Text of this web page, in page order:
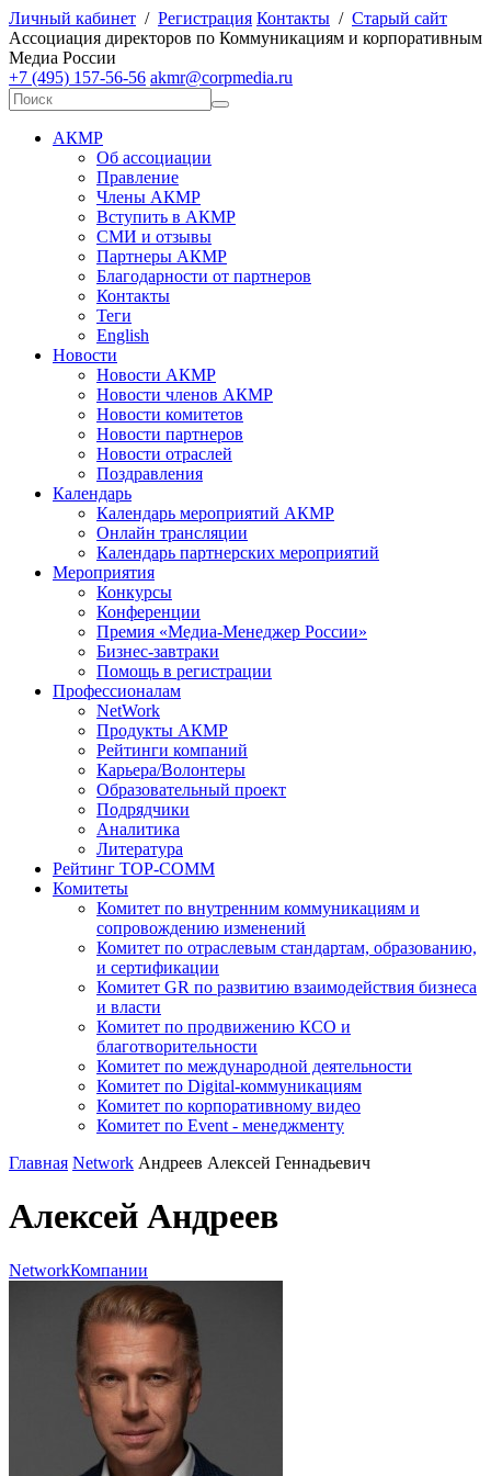
Личный кабинет / Регистрация Контакты / Старый сайт
Ассоциация директоров по Коммуникациям и корпоративным
Медиа России
+7 (495) 157-56-56 akmr@corpmedia.ru
АКМР
Об ассоциации
Правление
Члены АКМР
Вступить в АКМР
СМИ и отзывы
Партнеры АКМР
Благодарности от партнеров
Контакты
Теги
English
Новости
Новости АКМР
Новости членов АКМР
Новости комитетов
Новости партнеров
Новости отраслей
Поздравления
Календарь
Календарь мероприятий АКМР
Онлайн трансляции
Календарь партнерских мероприятий
Мероприятия
Конкурсы
Конференции
Премия «Медиа-Менеджер России»
Бизнес-завтраки
Помощь в регистрации
Профессионалам
NetWork
Продукты АКМР
Рейтинги компаний
Карьера/Волонтеры
Образовательный проект
Подрядчики
Аналитика
Литература
Рейтинг TOP-COMM
Комитеты
Комитет по внутренним коммуникациям и
сопровождению изменений
Комитет по отраслевым стандартам, образованию,
и сертификации
Комитет GR по развитию взаимодействия бизнеса
и власти
Комитет по продвижению КСО и
благотворительности
Комитет по международной деятельности
Комитет по Digital-коммуникациям
Комитет по корпоративному видео
Комитет по Event - менеджменту
Главная Network Андреев Алексей Геннадьевич
Алексей Андреев
NetworkКомпании